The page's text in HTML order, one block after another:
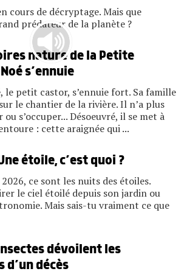
cours de décryptage. Mais que
prédateur de la planète ?
nature de la Petite
s’ennuie
le petit castor, s’ennuie fort. Sa famille
le chantier de la rivière. Il n’a plus
ou s’occuper... Désoeuvré, il se met à
: cette araignée qui ...
étoile, c’est quoi ?
ce sont les nuits des étoiles.
le ciel étoilé depuis son jardin ou
Mais sais-tu vraiment ce que
dévoilent les
d’un décès